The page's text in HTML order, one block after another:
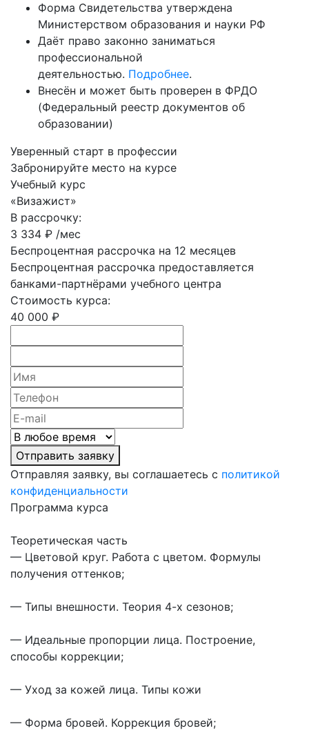
Форма Свидетельства утверждена
Министерством образования и науки РФ
Даёт право законно заниматься
профессиональной
деятельностью. Подробнее.
Внесён и может быть проверен в ФРДО
(Федеральный реестр документов об
образовании)
Уверенный старт в профессии
Забронируйте место на курсе
Учебный курс
«Визажист»
В рассрочку:
3 334 ₽ /мес
Беспроцентная рассрочка на 12 месяцев
Беспроцентная рассрочка предоставляется
банками-партнёрами учебного центра
Стоимость курса:
40 000 ₽
Отправить заявку
Отправляя заявку, вы соглашаетесь с политикой
конфиденциальности
Программа курса
Теоретическая часть
— Цветовой круг. Работа с цветом. Формулы
получения оттенков;
— Типы внешности. Теория 4-х сезонов;
— Идеальные пропорции лица. Построение,
способы коррекции;
— Уход за кожей лица. Типы кожи
— Форма бровей. Коррекция бровей;